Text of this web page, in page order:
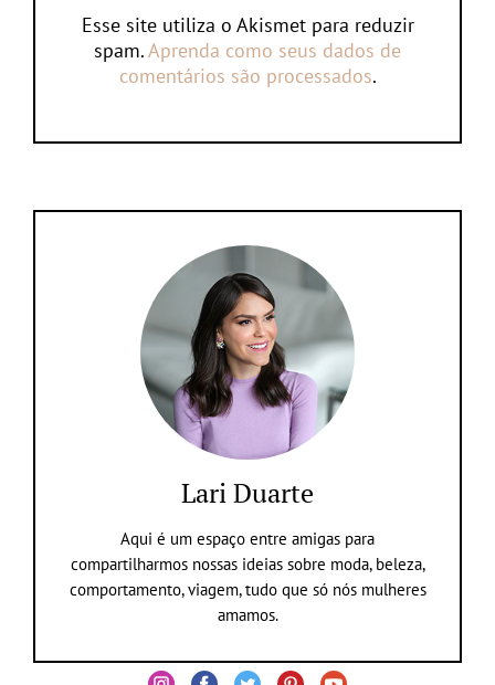
Esse site utiliza o Akismet para reduzir
spam.Aprenda como seus dados de
comentários são processados.
Lari Duarte
Aqui é um espaço entre amigas para
compartilharmos nossas ideias sobre moda, beleza,
comportamento, viagem, tudo que só nós mulheres
amamos.